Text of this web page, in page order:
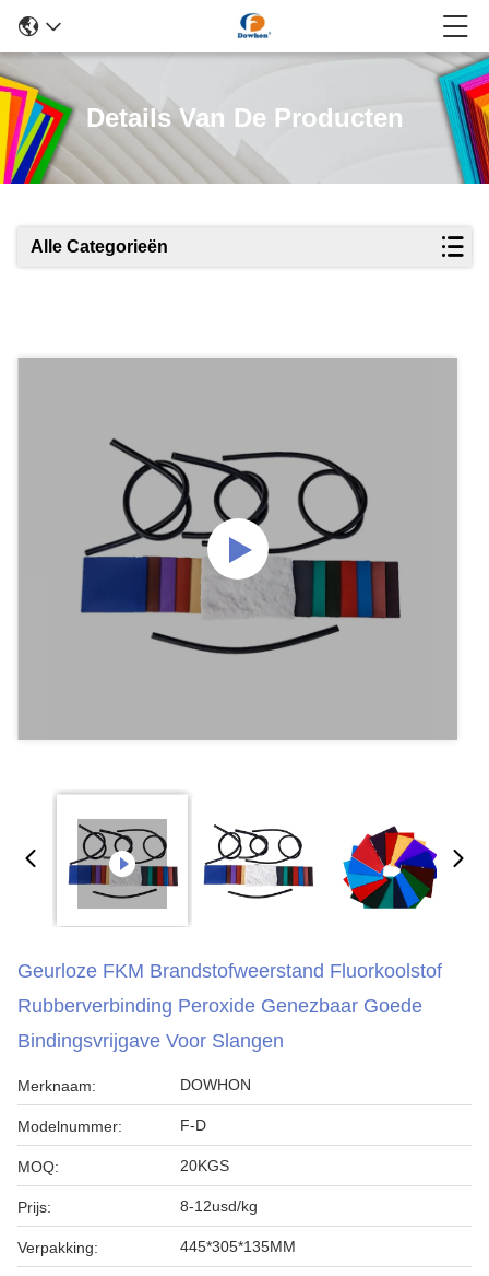
Details Van De Producten
Alle Categorieën
Geurloze FKM Brandstofweerstand Fluorkoolstof
Rubberverbinding Peroxide Genezbaar Goede
Bindingsvrijgave Voor Slangen
Merknaam: DOWHON
Modelnummer: F-D
MOQ: 20KGS
Prijs: 8-12usd/kg
Verpakking: 445*305*135MM